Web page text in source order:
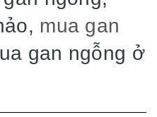
mua gan
gan ngỗng ở